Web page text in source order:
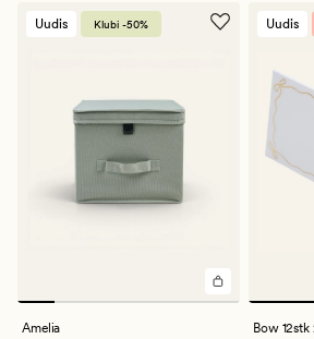
Uudis Klubi -50%
Amelia
Uudis
Bow 12stk